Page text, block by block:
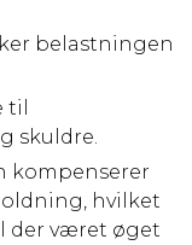
belastningen
til
skuldre.
kompenserer
hvilket
der været øget